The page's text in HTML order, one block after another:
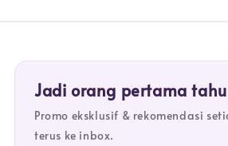
Jadi orang pertama
Promo eksklusif & rekomendasi
terus ke inbox.